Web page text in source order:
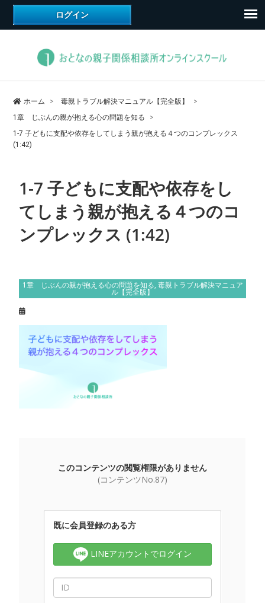
ホーム
毒親トラブル解決マニュアル【完全版】
1章 じぶんの親が抱える心の問題を知る
1-7 子どもに支配や依存をしてしまう親が抱える４つのコンプレックス
(1:42)
1-7 子どもに支配や依存をし
てしまう親が抱える４つのコ
ンプレックス (1:42)
1章 じぶんの親が抱える心の問題を知る 毒親トラブル解決マニュア
ル【完全版】